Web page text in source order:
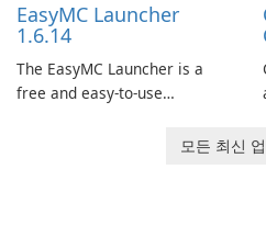
captivating animated scenes.
EasyMC Launcher
1.6.14
The EasyMC Launcher is a
free and easy-to-use
developed by EasyMC. It모든 최신